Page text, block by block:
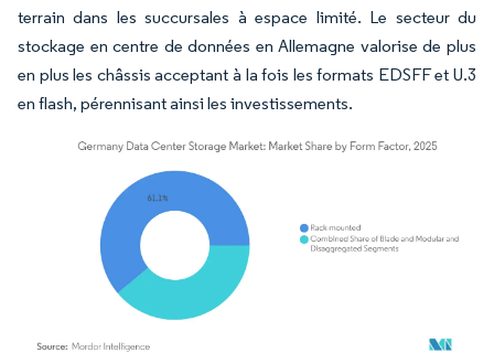
terrain dans les succursales à espace limité. Le secteur du
stockage en centre de données en Allemagne valorise de plus
en plus les châssis acceptant à la fois les formats EDSFF et U.3
en flash, pérennisant ainsi les investissements.